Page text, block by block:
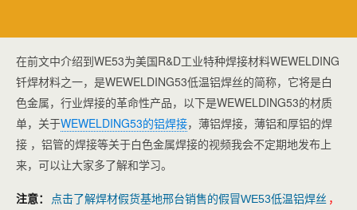
在前文中介绍到WE53为美国R&D工业特种焊接材料WEWELDING
钎焊材料之一，是WEWELDING53低温铝焊丝的简称，它将是白
色金属，行业焊接的革命性产品，以下是WEWELDING53的材质
单，关于WEWELDING53的铝焊接，薄铝焊接，薄铝和厚铝的焊
接 ，铝管的焊接等关于白色金属焊接的视频我会不定期地发布上
来，可以让大家多了解和学习。
注意： 点击了解焊材假货基地邢台销售的假冒WE53低温铝焊丝 ，